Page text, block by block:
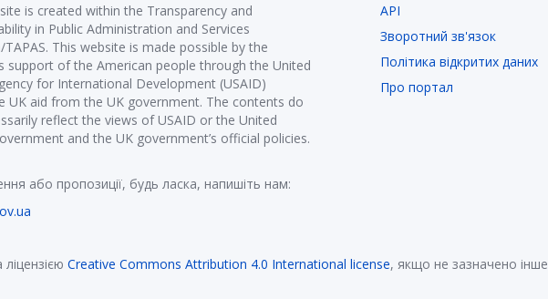
is created within the Transparency and
in Public Administration and Services
This website is made possible by the
support of the American people through the United
for International Development (USAID)
UK aid from the UK government. The contents do
reflect the views of USAID or the United
and the UK government’s official policies.
або пропозиції, будь ласка, напишіть нам:
API
Зворотний зв'язок
Політика відкритих даних
Про портал
Creative Commons Attribution 4.0 International license, якщо не зазначено інше